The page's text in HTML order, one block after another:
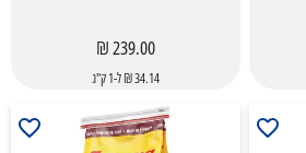
239.00 ₪
34.14 ₪ ל-1 ק"ג